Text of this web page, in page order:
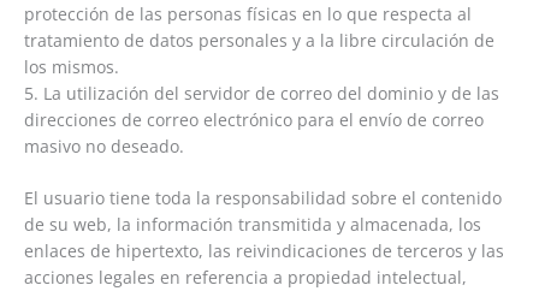
protección de las personas físicas en lo que respecta al
tratamiento de datos personales y a la libre circulación de
los mismos.
5. La utilización del servidor de correo del dominio y de las
direcciones de correo electrónico para el envío de correo
masivo no deseado.
El usuario tiene toda la responsabilidad sobre el contenido
de su web, la información transmitida y almacenada, los
enlaces de hipertexto, las reivindicaciones de terceros y las
acciones legales en referencia a propiedad intelectual,